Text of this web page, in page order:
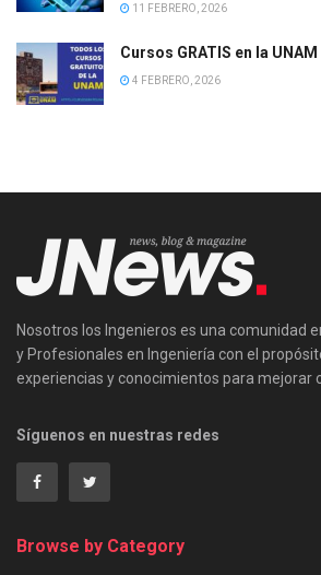
11 FEBRERO, 2026
Cursos GRATIS en la
4 FEBRERO, 2026
Nosotros los Ingenieros es una comunidad
y Profesionales en Ingeniería con el
experiencias y conocimientos para mejorar
Síguenos en nuestras redes
Browse by Category